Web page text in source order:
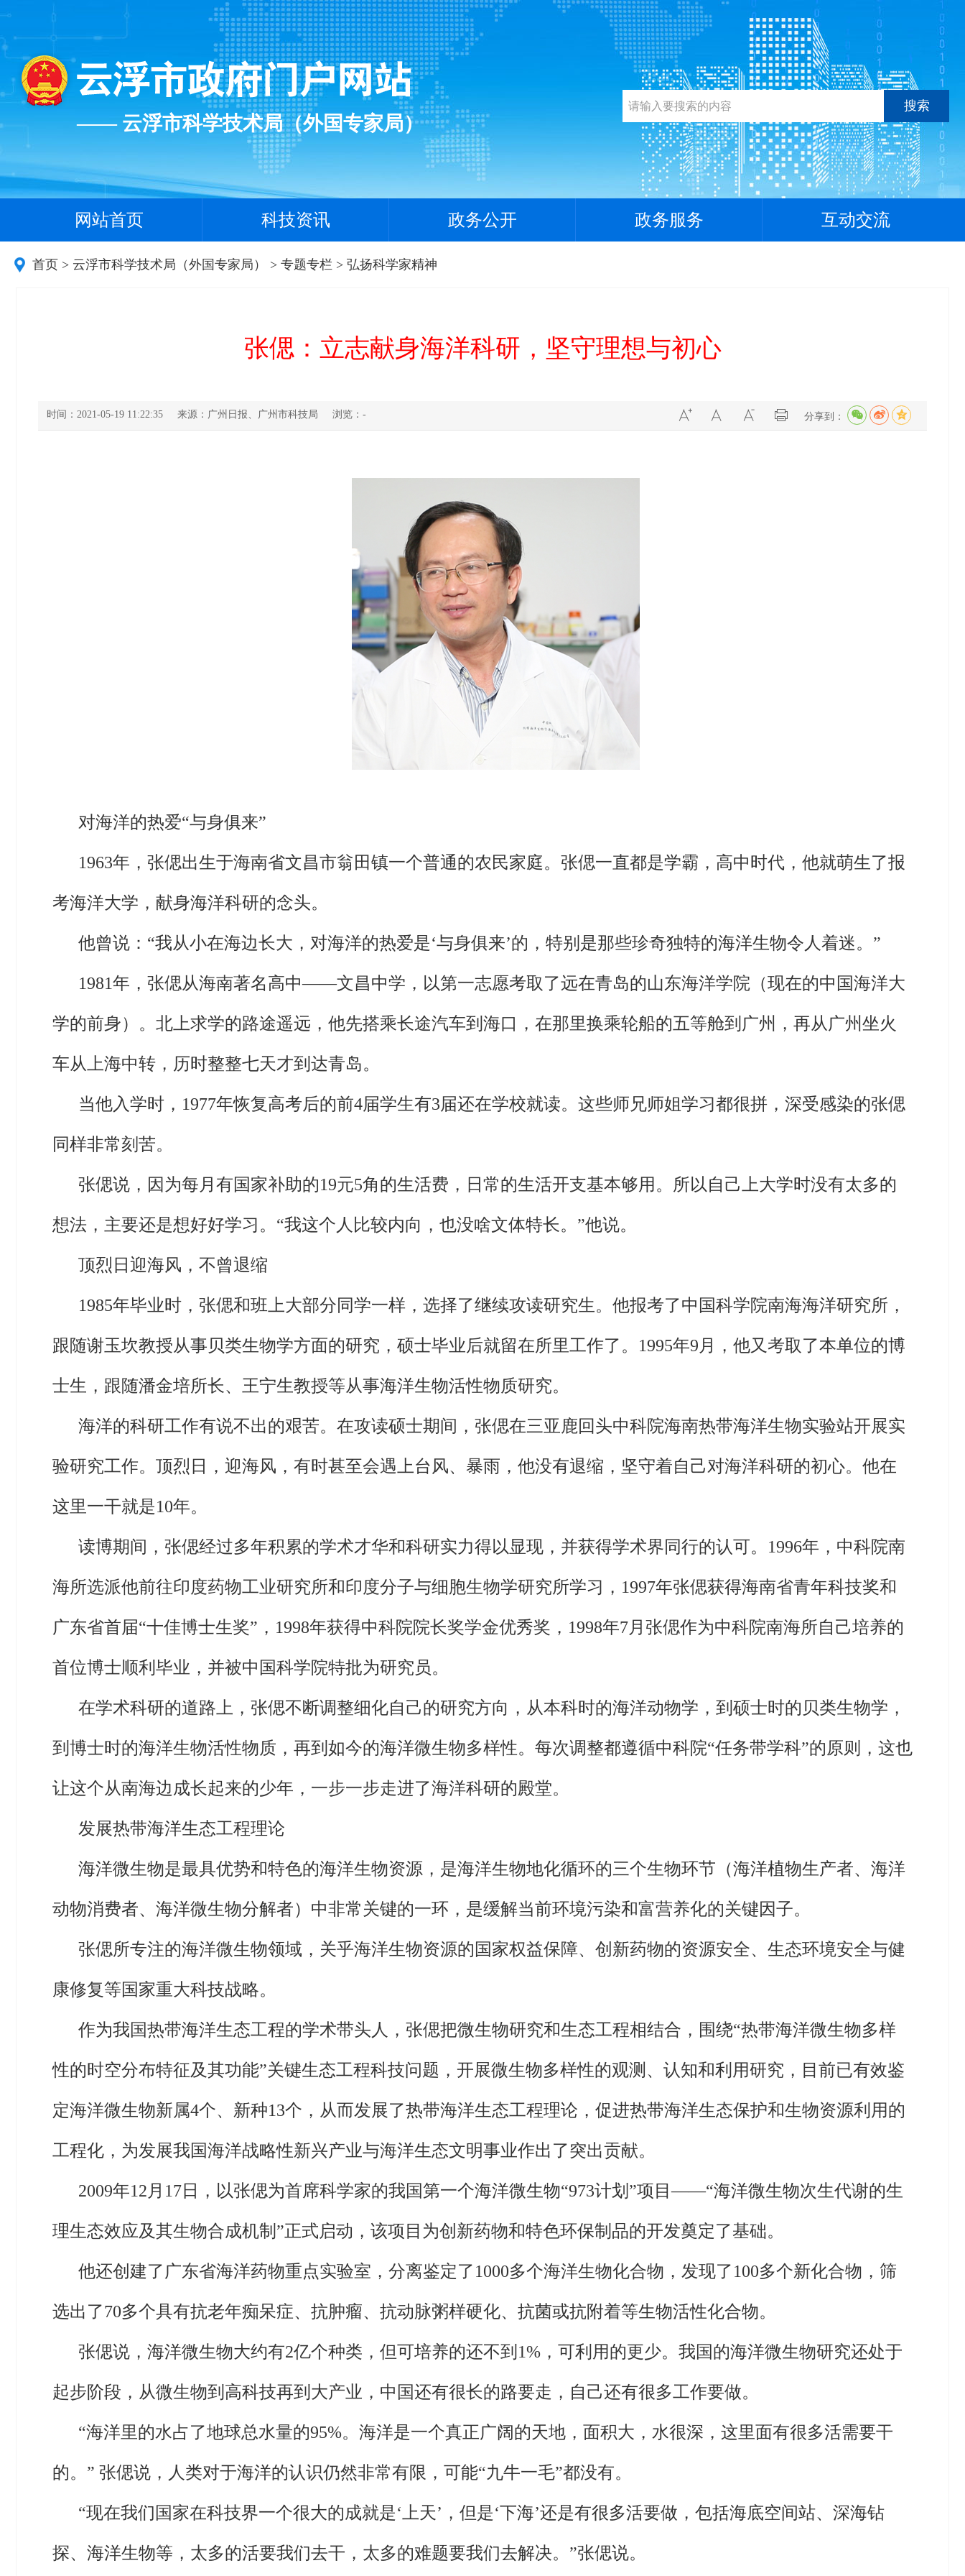
—— 云浮市科学技术局（外国专家局）
搜索
网站首页 科技资讯 政务公开 政务服务 互动交流
首页 > 云浮市科学技术局（外国专家局） > 专题专栏 > 弘扬科学家精神
张偲：立志献身海洋科研，坚守理想与初心
时间：2021-05-19 11:22:35 来源：广州日报、广州市科技局 浏览： - 分享到：
对海洋的热爱“与身俱来”
1963年，张偲出生于海南省文昌市翁田镇一个普通的农民家庭。张偲一直都是学霸，高中时代，他就萌生了报
考海洋大学，献身海洋科研的念头。
他曾说：“我从小在海边长大，对海洋的热爱是‘与身俱来’的，特别是那些珍奇独特的海洋生物令人着迷。”
1981年，张偲从海南著名高中——文昌中学，以第一志愿考取了远在青岛的山东海洋学院（现在的中国海洋大
学的前身）。北上求学的路途遥远，他先搭乘长途汽车到海口，在那里换乘轮船的五等舱到广州，再从广州坐火
车从上海中转，历时整整七天才到达青岛。
当他入学时，1977年恢复高考后的前4届学生有3届还在学校就读。这些师兄师姐学习都很拼，深受感染的张偲
同样非常刻苦。
张偲说，因为每月有国家补助的19元5角的生活费，日常的生活开支基本够用。所以自己上大学时没有太多的
想法，主要还是想好好学习。“我这个人比较内向，也没啥文体特长。”他说。
顶烈日迎海风，不曾退缩
1985年毕业时，张偲和班上大部分同学一样，选择了继续攻读研究生。他报考了中国科学院南海海洋研究所，
跟随谢玉坎教授从事贝类生物学方面的研究，硕士毕业后就留在所里工作了。1995年9月，他又考取了本单位的博
士生，跟随潘金培所长、王宁生教授等从事海洋生物活性物质研究。
海洋的科研工作有说不出的艰苦。在攻读硕士期间，张偲在三亚鹿回头中科院海南热带海洋生物实验站开展实
验研究工作。顶烈日，迎海风，有时甚至会遇上台风、暴雨，他没有退缩，坚守着自己对海洋科研的初心。他在
这里一干就是10年。
读博期间，张偲经过多年积累的学术才华和科研实力得以显现，并获得学术界同行的认可。1996年，中科院南
海所选派他前往印度药物工业研究所和印度分子与细胞生物学研究所学习，1997年张偲获得海南省青年科技奖和
广东省首届“十佳博士生奖”，1998年获得中科院院长奖学金优秀奖，1998年7月张偲作为中科院南海所自己培养的
首位博士顺利毕业，并被中国科学院特批为研究员。
在学术科研的道路上，张偲不断调整细化自己的研究方向，从本科时的海洋动物学，到硕士时的贝类生物学，
到博士时的海洋生物活性物质，再到如今的海洋微生物多样性。每次调整都遵循中科院“任务带学科”的原则，这也
让这个从南海边成长起来的少年，一步一步走进了海洋科研的殿堂。
发展热带海洋生态工程理论
海洋微生物是最具优势和特色的海洋生物资源，是海洋生物地化循环的三个生物环节（海洋植物生产者、海洋
动物消费者、海洋微生物分解者）中非常关键的一环，是缓解当前环境污染和富营养化的关键因子。
张偲所专注的海洋微生物领域，关乎海洋生物资源的国家权益保障、创新药物的资源安全、生态环境安全与健
康修复等国家重大科技战略。
作为我国热带海洋生态工程的学术带头人，张偲把微生物研究和生态工程相结合，围绕“热带海洋微生物多样
性的时空分布特征及其功能”关键生态工程科技问题，开展微生物多样性的观测、认知和利用研究，目前已有效鉴
定海洋微生物新属4个、新种13个，从而发展了热带海洋生态工程理论，促进热带海洋生态保护和生物资源利用的
工程化，为发展我国海洋战略性新兴产业与海洋生态文明事业作出了突出贡献。
2009年12月17日，以张偲为首席科学家的我国第一个海洋微生物“973计划”项目——“海洋微生物次生代谢的生
理生态效应及其生物合成机制”正式启动，该项目为创新药物和特色环保制品的开发奠定了基础。
他还创建了广东省海洋药物重点实验室，分离鉴定了1000多个海洋生物化合物，发现了100多个新化合物，筛
选出了70多个具有抗老年痴呆症、抗肿瘤、抗动脉粥样硬化、抗菌或抗附着等生物活性化合物。
张偲说，海洋微生物大约有2亿个种类，但可培养的还不到1%，可利用的更少。我国的海洋微生物研究还处于
起步阶段，从微生物到高科技再到大产业，中国还有很长的路要走，自己还有很多工作要做。
“海洋里的水占了地球总水量的95%。海洋是一个真正广阔的天地，面积大，水很深，这里面有很多活需要干
的。” 张偲说，人类对于海洋的认识仍然非常有限，可能“九牛一毛”都没有。
“现在我们国家在科技界一个很大的成就是‘上天’，但是‘下海’还是有很多活要做，包括海底空间站、深海钻
探、海洋生物等，太多的活要我们去干，太多的难题要我们去解决。”张偲说。